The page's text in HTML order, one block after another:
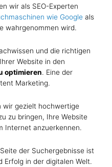
wir als SEO-Experten
wie Google als
wahrgenommen wird.
und die richtigen
Website in den
optimieren. Eine der
Marketing.
wir gezielt hochwertige
zu bringen, Ihre Website
Internet anzuerkennen.
der Suchergebnisse ist
Erfolg in der digitalen Welt.